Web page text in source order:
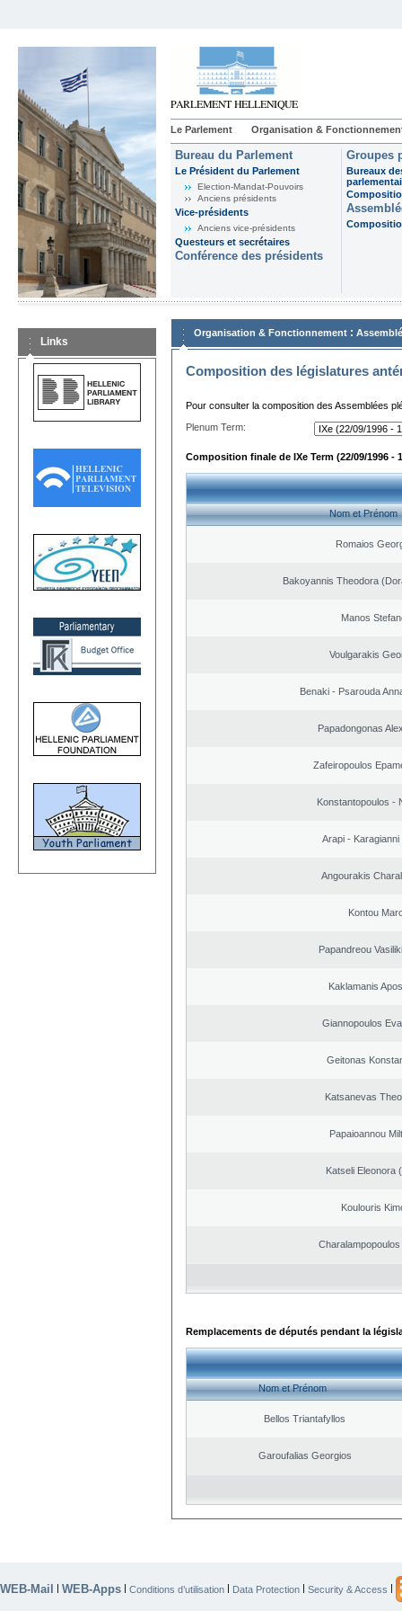
Le Parlement Organisation &
Bureau du Parlement
Le Président du Parlement
Election-Mandat-Pouvoirs
Anciens présidents
Vice-présidents
Anciens vice-présidents
Questeurs et secrétaires
Conférence des présidents
Groupes
Bureaux
Links
Organisation & Fonctionnement :
Composition des législatures
Pour consulter la composition des Assemblées
Plenum Term:
Composition finale de IXe Term (22/09/1996 -
Nom et Prénom
Romaios
Bakoyannis Theodora
Manos
Voulgarakis
Benaki - Psarouda
Papadongonas
Zafeiropoulos
Konstantopoulos -
Arapi - Karagianni
Angourakis
Kontou
Papandreou
Kaklamanis
Giannopoulos
Geitonas
Katsanevas
Papaioannou
Katseli Eleonora
Koulouris
Remplacements de députés pendant la
Nom et Prénom
Bellos Triantafyllos
Garoufalias Georgios
WEB-Mail | WEB-Apps | Conditions d’utilisation | Data Protection | Security & Access |